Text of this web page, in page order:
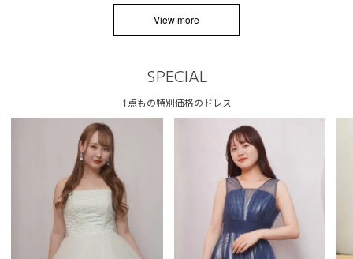
View more
SPECIAL
1点もの特別価格のドレス